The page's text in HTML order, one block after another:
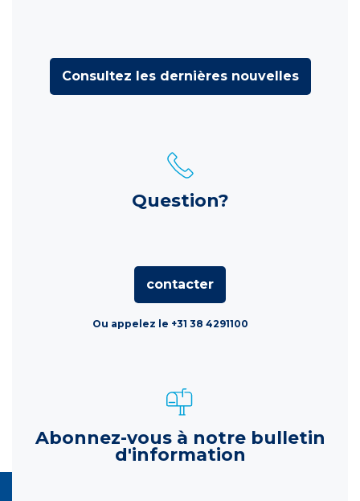
Consultez les dernières nouvelles
Question?
contacter
Ou appelez le +31 38 4291100
Abonnez-vous à notre bulletin
d'information